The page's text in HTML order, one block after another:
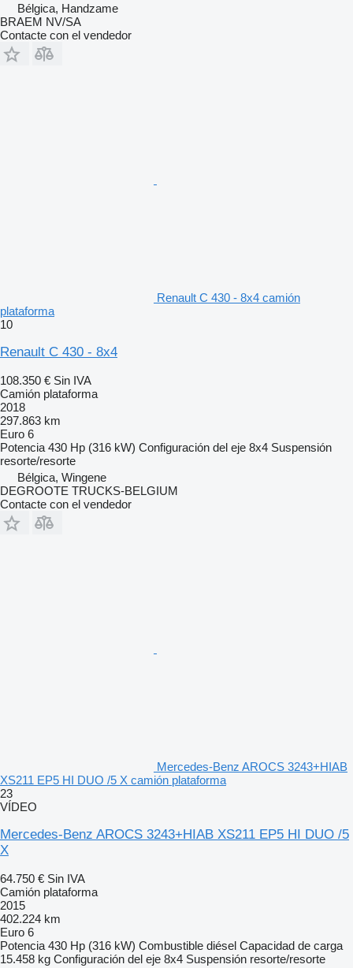
Bélgica, Handzame
BRAEM NV/SA
Contacte con el vendedor
Renault C 430 - 8x4 camión
plataforma
10
Renault C 430 - 8x4
108.350 € Sin IVA
Camión plataforma
2018
297.863 km
Euro 6
Potencia 430 Hp (316 kW) Configuración del eje 8x4 Suspensión
resorte/resorte
Bélgica, Wingene
DEGROOTE TRUCKS-BELGIUM
Contacte con el vendedor
Mercedes-Benz AROCS 3243+HIAB
XS211 EP5 HI DUO /5 X camión plataforma
23
VÍDEO
Mercedes-Benz AROCS 3243+HIAB XS211 EP5 HI DUO /5
X
64.750 € Sin IVA
Camión plataforma
2015
402.224 km
Euro 6
Potencia 430 Hp (316 kW) Combustible diésel Capacidad de carga
15.458 kg Configuración del eje 8x4 Suspensión resorte/resorte